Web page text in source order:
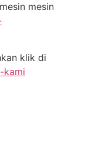
mesin
klik di
kami